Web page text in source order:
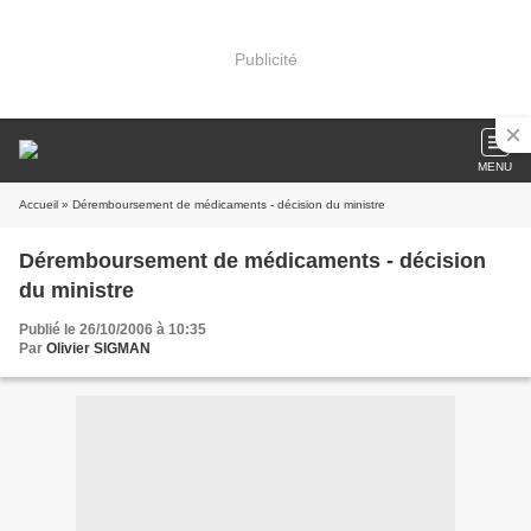
Publicité
MENU
Accueil » Déremboursement de médicaments - décision du ministre
Déremboursement de médicaments - décision
du ministre
Publié le 26/10/2006 à 10:35
Par Olivier SIGMAN